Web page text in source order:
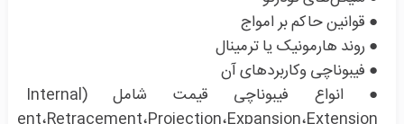
● قوانین حاکم بر امواج
● روند هارمونیک یا ترمینال
● فیبوناچی‌ وکاربردهای آن
● انواع فیبوناچی قیمت شامل (Internal